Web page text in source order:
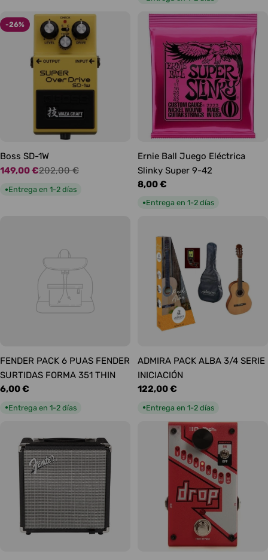
-26%
Boss SD-1W
Precio
de
149,00 €
Precio
habitual
202,00 €
●Entrega en 1-2 días
Ernie Ball Juego Eléctrica
Slinky Super 9-42
Precio
habitual
8,00 €
●Entrega en 1-2 días
FENDER PACK 6 PUAS FENDER
SURTIDAS FORMA 351 THIN
Precio
6,00 €
●Entrega en 1-2 días
ADMIRA PACK ALBA 3/4 SERIE
INICIACIÓN
Precio
122,00 €
●Entrega en 1-2 días